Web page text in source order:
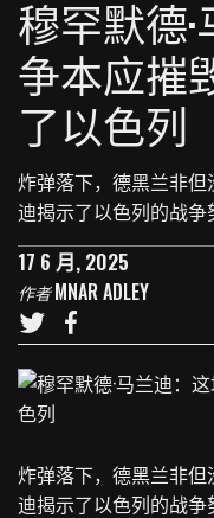
穆罕默德
争本应摧
了以色列
炸弹落下，德黑兰非
迪揭示了以色列的战争
17 6 月, 2025
作者MNAR ADLEY
炸弹落下，德黑兰非
迪揭示了以色列的战争